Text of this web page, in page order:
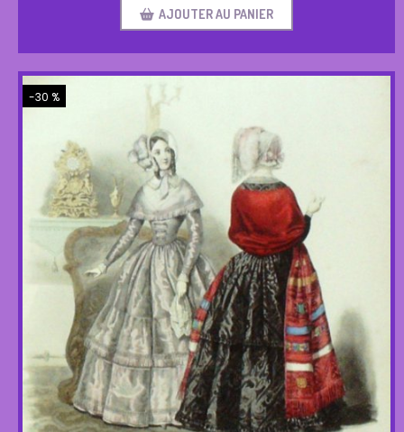
AJOUTER AU PANIER
-30 %